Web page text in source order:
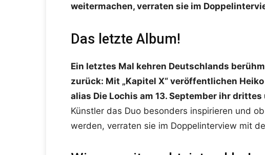
weitermachen, verraten sie im
Das letzte Album!
Ein letztes Mal kehren Deutschlands
zurück: Mit „Kapitel X“ veröffentlichen
alias Die Lochis am 13. September ihr
Künstler das Duo besonders inspirieren und
werden, verraten sie im Doppelinterview mit